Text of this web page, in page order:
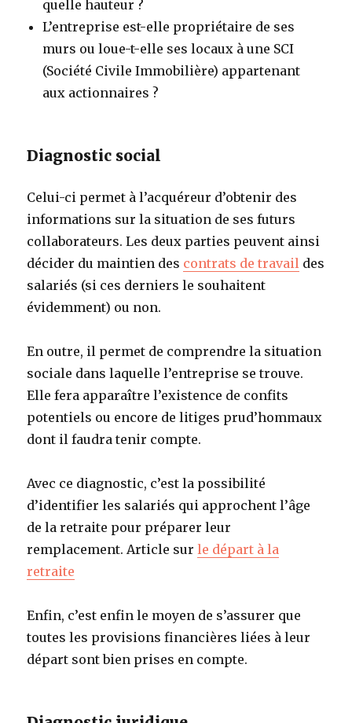
quelle hauteur ?
L’entreprise est-elle propriétaire de ses
murs ou loue-t-elle ses locaux à une SCI
(Société Civile Immobilière) appartenant
aux actionnaires ?
Diagnostic social
Celui-ci permet à l’acquéreur d’obtenir des
informations sur la situation de ses futurs
collaborateurs. Les deux parties peuvent ainsi
décider du maintien des contrats de travail des
salariés (si ces derniers le souhaitent
évidemment) ou non.
En outre, il permet de comprendre la situation
sociale dans laquelle l’entreprise se trouve.
Elle fera apparaître l’existence de confits
potentiels ou encore de litiges prud’hommaux
dont il faudra tenir compte.
Avec ce diagnostic, c’est la possibilité
d’identifier les salariés qui approchent l’âge
de la retraite pour préparer leur
remplacement. Article surle départ à la
retraite
Enfin, c’est enfin le moyen de s’assurer que
toutes les provisions financières liées à leur
départ sont bien prises en compte.